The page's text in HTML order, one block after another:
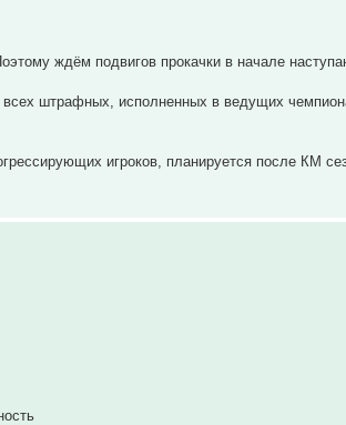
ждём подвигов прокачки в начале
штрафных, исполненных в ведущих
игроков, планируется после КМ